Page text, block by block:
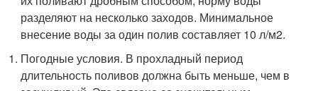
разделяют на несколько заходов. Минимальное
внесение воды за один полив составляет 10 л/м2.
Погодные условия. В прохладный период
длительность поливов должна быть меньше, чем в